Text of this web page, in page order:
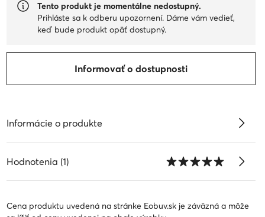
Tento produkt je momentálne nedostupný.
Prihláste sa k odberu upozornení. Dáme vám vedieť,
keď bude produkt opäť dostupný.
Informovať o dostupnosti
Informácie o produkte
Hodnotenia (1)
Cena produktu uvedená na stránke Eobuv.sk je záväzná a môže